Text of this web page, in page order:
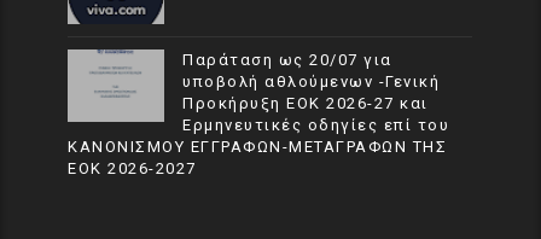
Παράταση ως 20/07 για
υποβολή αθλούμενων -Γενική
Προκήρυξη ΕΟΚ 2026-27 και
Ερμηνευτικές οδηγίες επί του
ΚΑΝΟΝΙΣΜΟΥ ΕΓΓΡΑΦΩΝ-ΜΕΤΑΓΡΑΦΩΝ ΤΗΣ
ΕΟΚ 2026-2027